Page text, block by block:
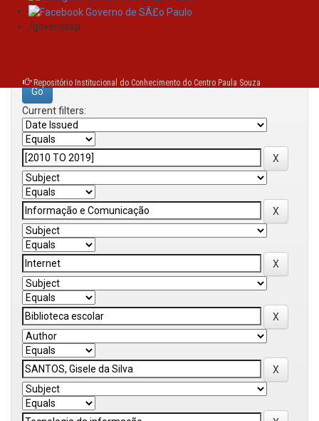
/governosp
Repositório Institucional do Conhecimento do Centro Paula Souza
Search:
Current filters: